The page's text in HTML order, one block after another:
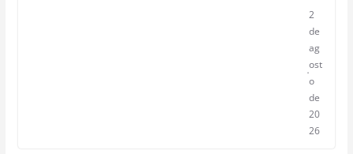
2
de
ag
ost
o
de
20
26